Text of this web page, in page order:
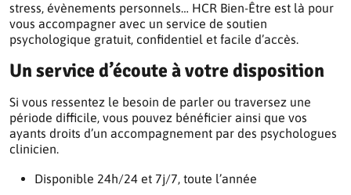
stress, évènements personnels… HCR Bien-Être est là pour
vous accompagner avec un service de soutien
psychologique gratuit, confidentiel et facile d’accès.
Un service d’écoute à votre disposition
Si vous ressentez le besoin de parler ou traversez une
période difficile, vous pouvez bénéficier ainsi que vos
ayants droits d’un accompagnement par des psychologues
clinicien.
Disponible 24h/24 et 7j/7, toute l’année